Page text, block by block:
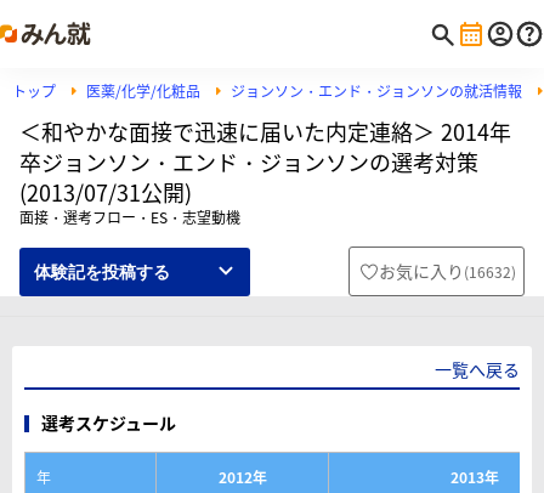
トップ 医薬/化学/化粧品 ジョンソン・エンド・ジョンソンの就活情報
＜和やかな面接で迅速に届いた内定連絡＞ 2014年
卒ジョンソン・エンド・ジョンソンの選考対策
(2013/07/31公開)
面接・選考フロー・ES・志望動機
体験記を投稿する お気に入り (16632)
一覧へ戻る
選考スケジュール
年 2012年
2013年